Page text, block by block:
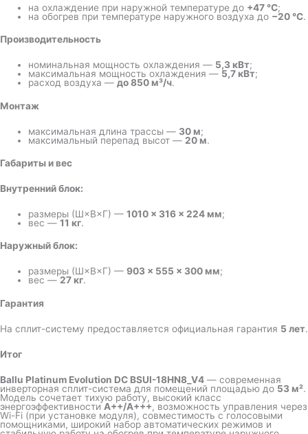
на охлаждение при наружной температуре до +47 °C;
на обогрев при температуре наружного воздуха до −20 °C.
Производительность
номинальная мощность охлаждения — 5,3 кВт;
максимальная мощность охлаждения — 5,7 кВт;
расход воздуха —до 850 м³/ч.
Монтаж
максимальная длина трассы — 30 м;
максимальный перепад высот — 20 м.
Габариты и вес
Внутренний блок:
размеры (Ш×В×Г) —1010 × 316 × 224 мм;
вес —11 кг.
Наружный блок:
размеры (Ш×В×Г) —903 × 555 × 300 мм;
вес —27 кг.
Гарантия
На сплит-систему предоставляется официальная гарантия 5 лет.
Итог
Ballu Platinum Evolution DC BSUI-18HN8_V4 — современная
инверторная сплит-система для помещений площадью до 53 м².
Модель сочетает тихую работу, высокий класс
энергоэффективности A++/A+++, возможность управления через
Wi-Fi (при установке модуля), совместимость с голосовыми
помощниками, широкий набор автоматических режимов и